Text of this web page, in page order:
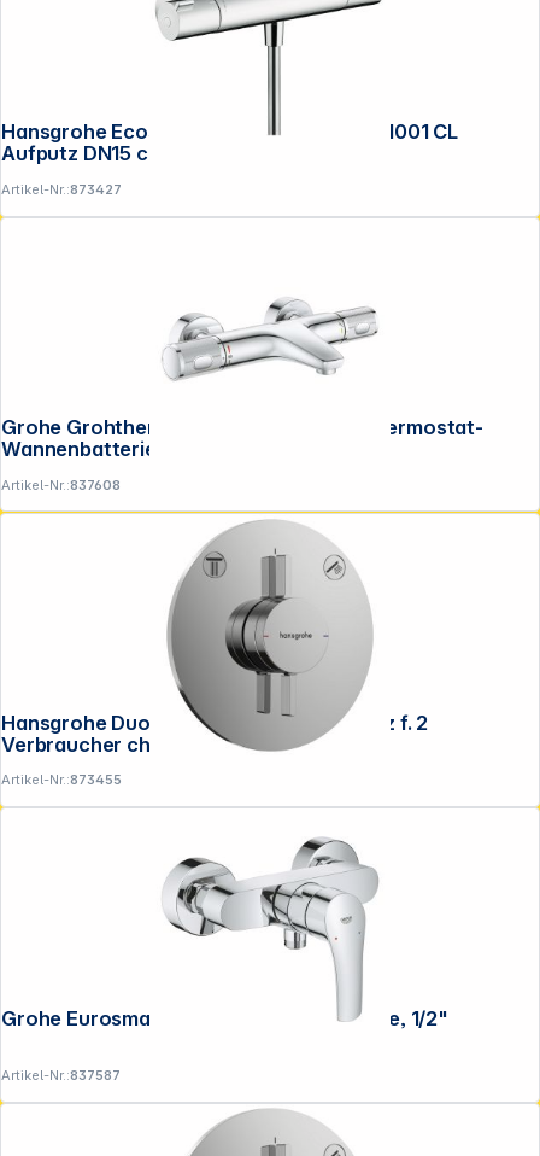
Hansgrohe Ecostat Brausethermo- stat 1001 CL
Aufputz DN15 chrom
Artikel-Nr.:873427
Grohe Grohtherm 1000 Performance Thermostat-
Wannenbatterie, 1/2"
Artikel-Nr.:837608
Hansgrohe DuoTurn S Mischer Unterputz f. 2
Verbraucher chrom
Artikel-Nr.:873455
Grohe Eurosmart Einhand-Brausebatterie, 1/2"
Artikel-Nr.:837587